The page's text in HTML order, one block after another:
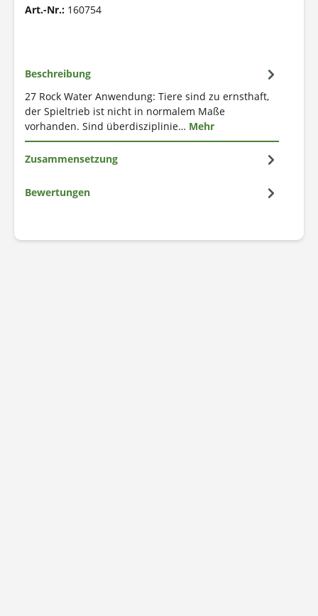
Art.-Nr.: 160754
Beschreibung
27 Rock Water Anwendung: Tiere sind zu ernsthaft,
der Spieltrieb ist nicht in normalem Maße
vorhanden. Sind überdisziplinie… Mehr
Zusammensetzung
Bewertungen